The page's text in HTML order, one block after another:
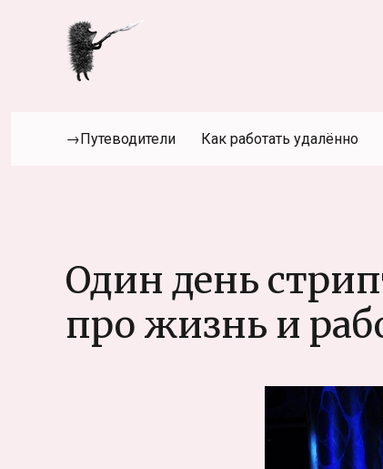
→Путеводители Как работать удалённо
Один день
про жизнь и